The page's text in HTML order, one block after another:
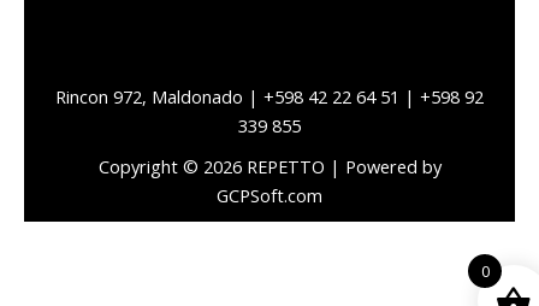
Rincon 972, Maldonado | +598 42 22 64 51 | +598 92
339 855
Copyright © 2026 REPETTO | Powered by
GCPSoft.com
0